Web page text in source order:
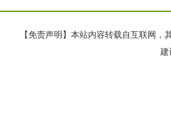
【免责声明】本站内容转载自互联网
建